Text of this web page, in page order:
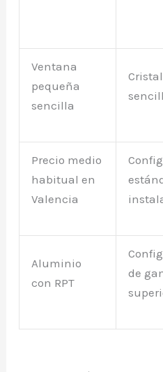
Ventana
pequeña
sencilla
Cristal
Precio medio
habitual en
Valencia
Aluminio
con RPT
de